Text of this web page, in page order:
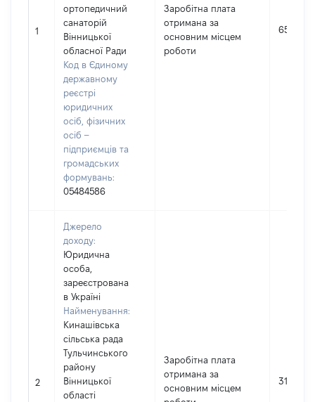
1
ортопедичний
санаторій
Вінницької
обласної Ради
Код в Єдиному
державному
реєстрі
юридичних
осіб, фізичних
осіб –
підприємців та
громадських
формувань:
05484586
Заробітна плата
отримана за
основним місцем
роботи
65666
2
Джерело
доходу:
Юридична
особа,
зареєстрована
в Україні
Найменування:
Кинашівська
сільська рада
Тульчинського
району
Вінницької
області
Заробітна плата
отримана за
основним місцем
315423